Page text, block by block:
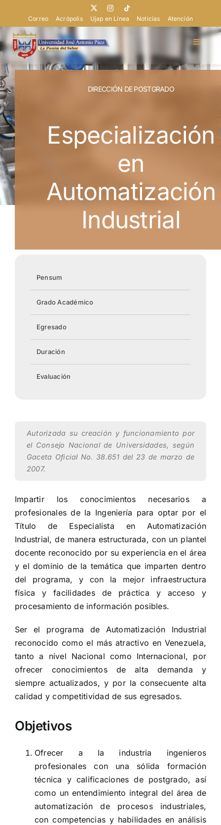
contenido
Correo Acrópolis Ujap en Línea Noticias Atención
Toggle
Doctorados
Especializaciones
Dirección
DIRECCIÓN DE POSTGRADO
Especialización
en
Automatización
Industrial
Autorizada su creación y funcionamiento por
el Consejo Nacional de Universidades, según
Gaceta Oficial No. 38.651 del 23 de marzo de
2007.
Impartir los conocimientos necesarios a
profesionales de la Ingeniería para optar por el
Título de Especialista en Automatización
Industrial, de manera estructurada, con un plantel
docente reconocido por su experiencia en el área
y el dominio de la temática que imparten dentro
del programa, y con la mejor infraestructura
física y facilidades de práctica y acceso y
procesamiento de información posibles.
Ser el programa de Automatización Industrial
reconocido como el más atractivo en Venezuela,
tanto a nivel Nacional como Internacional, por
ofrecer conocimientos de alta demanda y
siempre actualizados, y por la consecuente alta
calidad y competitividad de sus egresados.
Objetivos
Ofrecer a la industria ingenieros
profesionales con una sólida formación
técnica y calificaciones de postgrado, así
como un entendimiento integral del área de
automatización de procesos industriales,
con competencias y habilidades en análisis
Pensum
Grado Académico
Egresado
Duración
Evaluación